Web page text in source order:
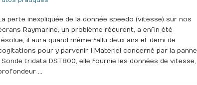
perte inexpliquée de la donnée speedo (vitesse) sur nos
Raymarine, un problème récurent, a enfin été
il aura quand même fallu deux ans et demi de
pour y parvenir ! Matériel concerné par la panne
Sonde tridata DST800, elle fournie les données de vitesse,
…